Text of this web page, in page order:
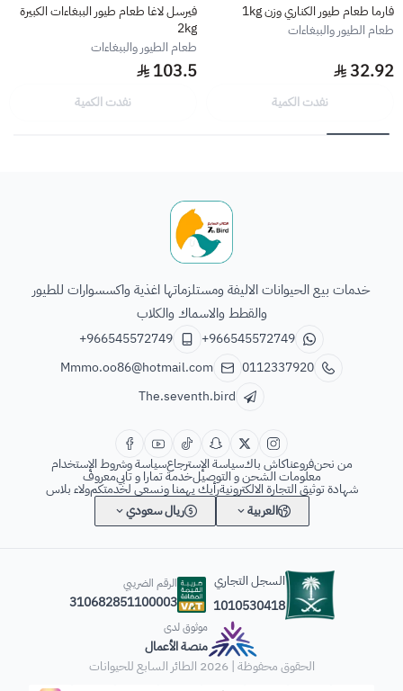
فارما طعام طيور الكناري وزن 1kg
طعام الطيور والببغاءات
32.92
نفدت الكمية
فيرسل لاغا طعام طيور الببغاءات الكبيرة
2kg
طعام الطيور والببغاءات
103.5
نفدت الكمية
خدمات بيع الحيوانات الاليفة ومستلزماتها اغذية واكسسوارات للطيور
والقطط والاسماك والكلاب
+966545572749
+966545572749
0112337920
Mmmo.oo86@hotmail.com
The.seventh.bird
من نحنفروعناكاش باكسياسة الإسترجاعسياسة وشروط الإستخدام
معلومات الشحن و التوصيلخدمة تمارا و تابيمعروف
شهادة توثيق التجارة الالكترونيةرأيك يهمنا ونسعى لخدمتكمولاء بلاس
العربية
ريال سعودي
السجل التجاري
1010530418
الرقم الضريبي
310682851100003
موثوق لدى
منصة الأعمال
الحقوق محفوظة | 2026
الطائر السابع للحيوانات